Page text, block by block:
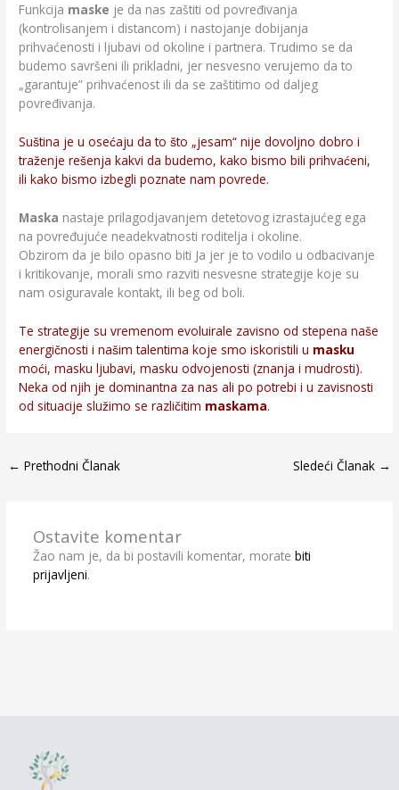
Funkcija maske je da nas zaštiti od povređivanja
(kontrolisanjem i distancom) i nastojanje dobijanja
prihvaćenosti i ljubavi od okoline i partnera. Trudimo se da
budemo savršeni ili prikladni, jer nesvesno verujemo da to
„garantuje” prihvaćenost ili da se zaštitimo od daljeg
povređivanja.
Suština je u osećaju da to što „jesam“ nije dovoljno dobro i
traženje rešenja kakvi da budemo, kako bismo bili prihvaćeni,
ili kako bismo izbegli poznate nam povrede.
Maska nastaje prilagodjavanjem detetovog izrastajućeg ega
na povređujuće neadekvatnosti roditelja i okoline.
Obzirom da je bilo opasno biti Ja jer je to vodilo u odbacivanje
i kritikovanje, morali smo razviti nesvesne strategije koje su
nam osiguravale kontakt, ili beg od boli.
Te strategije su vremenom evoluirale zavisno od stepena naše
energičnosti i našim talentima koje smo iskoristili u masku
moći, masku ljubavi, masku odvojenosti (znanja i mudrosti).
Neka od njih je dominantna za nas ali po potrebi i u zavisnosti
od situacije služimo se različitim maskama.
← Prethodni Članak Sledeći Članak →
Ostavite komentar
Žao nam je, da bi postavili komentar, morate biti
prijavljeni.